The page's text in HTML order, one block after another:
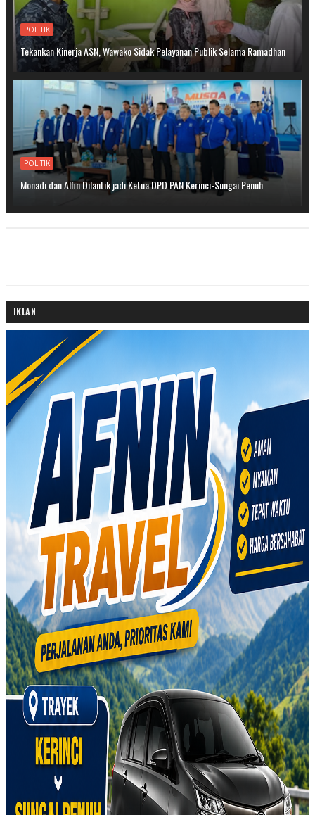
POLITIK
Tekankan Kinerja ASN, Wawako Sidak Pelayanan Publik Selama Ramadhan
POLITIK
Monadi dan Alfin Dilantik jadi Ketua DPD PAN Kerinci-Sungai Penuh
IKLAN